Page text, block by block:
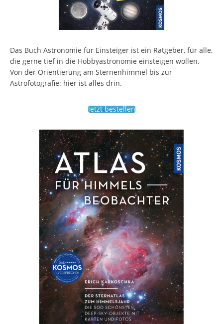
Das Buch Astronomie für Einsteiger ist ein Ratgeber, für alle,
die gerne tief in die Hobbyastronomie einsteigen wollen.
Von der Orientierung am Sternenhimmel bis zur
Astrofotografie: hier ist alles drin.
Jetzt bestellen